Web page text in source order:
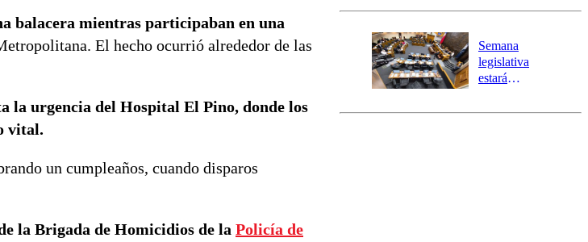
balacera mientras participaban en una
El hecho ocurrió alrededor de las
la urgencia del Hospital El Pino, donde los
vital.
un cumpleaños, cuando disparos
la Brigada de Homicidios de la Policía de
activa Alerta
Preventiva en
tres comunas
Semana
legislativa
estará
el fin de la